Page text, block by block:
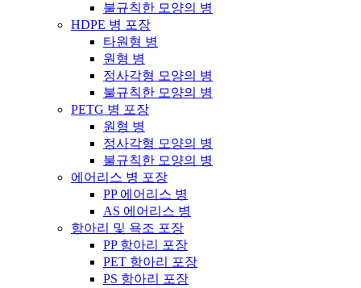
불규칙한 모양의 병
HDPE 병 포장
타원형 병
원형 병
정사각형 모양의 병
불규칙한 모양의 병
PETG 병 포장
원형 병
정사각형 모양의 병
불규칙한 모양의 병
에어리스 병 포장
PP 에어리스 병
AS 에어리스 병
항아리 및 욕조 포장
PP 항아리 포장
PET 항아리 포장
PS 항아리 포장